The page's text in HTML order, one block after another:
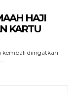
HAJI
KARTU
kembali diingatkan